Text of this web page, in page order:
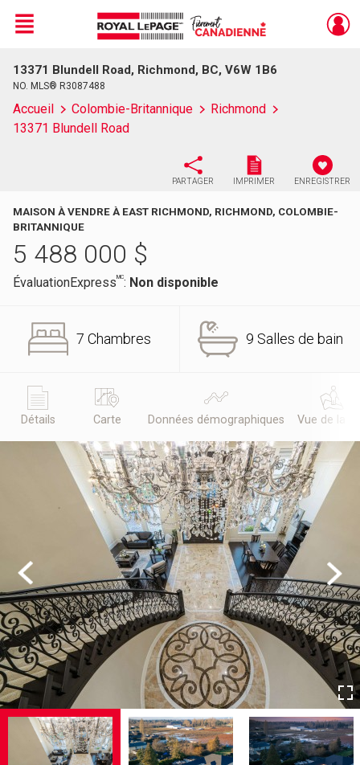
Live
En Direct
Menu
13371 Blundell Road, Richmond, BC, V6W 1B6
NO. MLS® R3087488
Accueil Colombie-Britannique
Richmond
13371 Blundell Road
PARTAGER IMPRIMER ENREGISTRER
MAISON À VENDRE À EAST RICHMOND, RICHMOND, COLOMBIE-
BRITANNIQUE
5 488 000 $
ÉvaluationExpressMC: Non disponible
7 Chambres 9 Salles de bain
Détails Carte Données démographiques Vue de la
Previous Next